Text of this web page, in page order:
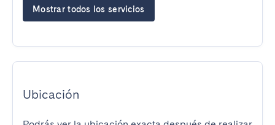
Mostrar todos los servicios
Ubicación